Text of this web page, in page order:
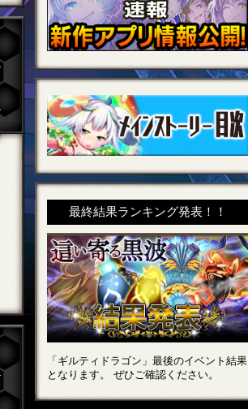
最終結果ランキング発表！！
「ギルティドラゴン」最後のイベント結果
となります。 ぜひご確認ください。